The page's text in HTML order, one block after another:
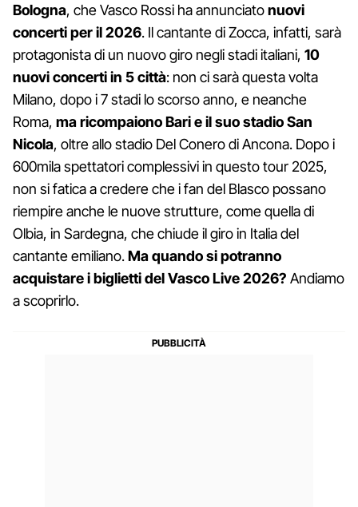
Bologna, che Vasco Rossi ha annunciatonuovi
concerti per il 2026. Il cantante di Zocca, infatti, sarà
protagonista di un nuovo giro negli stadi italiani, 10
nuovi concerti in 5 città: non ci sarà questa volta
Milano, dopo i 7 stadi lo scorso anno, e neanche
Roma, ma ricompaiono Bari e il suo stadio San
Nicola, oltre allo stadio Del Conero di Ancona. Dopo i
600mila spettatori complessivi in questo tour 2025,
non si fatica a credere che i fan del Blasco possano
riempire anche le nuove strutture, come quella di
Olbia, in Sardegna, che chiude il giro in Italia del
cantante emiliano.Ma quando si potranno
acquistare i biglietti del Vasco Live 2026? Andiamo
a scoprirlo.